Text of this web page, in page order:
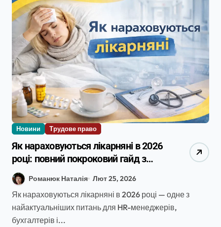
Новини Трудове право
Як нараховуються лікарняні в 2026
році: повний покроковий гайд з
детальними прикладами
Романюк Наталія Лют 25, 2026
Як нараховуються лікарняні в 2026 році — одне з
найактуальніших питань для HR-менеджерів,
бухгалтерів і...